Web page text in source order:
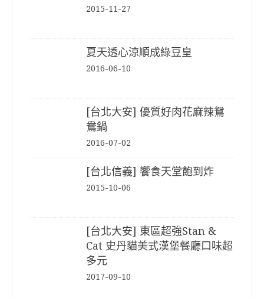
2015-11-27
夏天透心涼順成綠豆皇
2016-06-10
[台北大安] 優質好肉花麻辣鴛
鴦鍋
2016-07-02
[台北信義] 饗食天堂飽到炸
2015-10-06
[台北大安] 東區超強Stan &
Cat 史丹貓美式漢堡餐廳口味超
多元
2017-09-10